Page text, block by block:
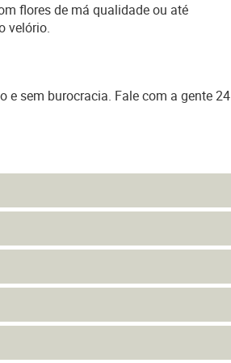
flores de má qualidade ou até
velório.
e sem burocracia. Fale com a gente 24